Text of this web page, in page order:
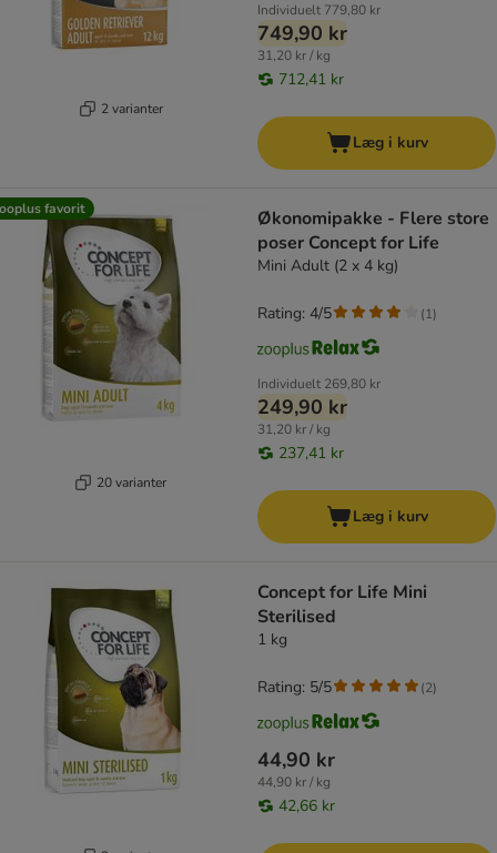
2 varianter
Individuelt 779,80 kr
749,90 kr
31,20 kr / kg
712,41 kr
Læg i kurv
favorit
20 varianter
Økonomipakke - Flere store
poser Concept for Life
Mini Adult (2 x 4 kg)
Individuelt 269,80 kr
249,90 kr
31,20 kr / kg
237,41 kr
Rating: 4/5 (1)
Læg i kurv
Concept for Life Mini
Sterilised
1 kg
44,90 kr
44,90 kr / kg
42,66 kr
Rating: 5/5 (2)